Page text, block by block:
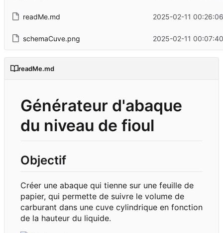
readMe.md 2025-02-11
schemaCuve.png 2025-02-11
readMe.md
Générateur d'abaque
du niveau de fioul
Objectif
Créer une abaque qui tienne sur une feuille de
papier, qui permette de suivre le volume de
carburant dans une cuve cylindrique en fonction
de la hauteur du liquide.